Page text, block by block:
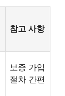
참고 사항
보증 가입
절차 간편